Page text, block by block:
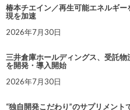
椿本チエイン／再生可能エネルギ
現を加速
2026年7月30日
三井倉庫ホールディングス、受託物
を開発・導入開始
2026年7月30日
“独自開発こだわり”のサプリメント